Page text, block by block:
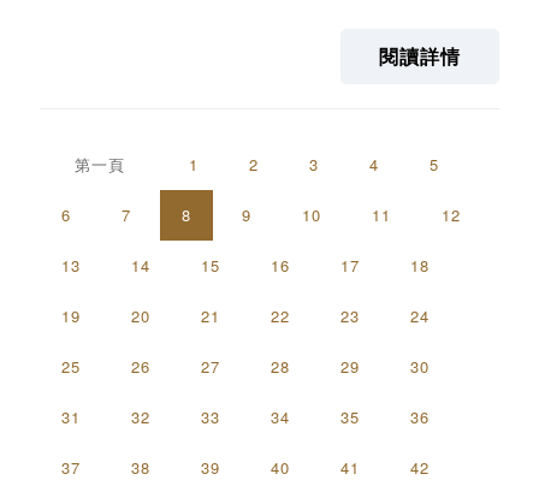
閱讀詳情
第一頁 1 2 3 4 5
6 7 8 9 10 11 12
13 14 15 16 17 18
19 20 21 22 23 24
25 26 27 28 29 30
31 32 33 34 35 36
37 38 39 40 41 42